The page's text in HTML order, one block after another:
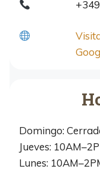
Domingo:
Jueves:
Lunes: